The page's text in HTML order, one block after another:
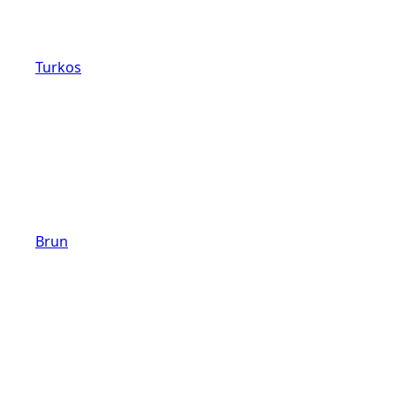
Turkos
Brun